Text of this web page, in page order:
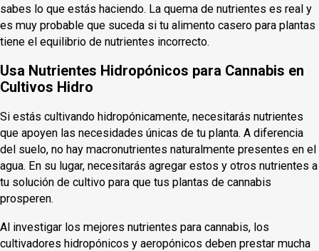
sabes lo que estás haciendo. La quema de nutrientes es real y
es muy probable que suceda si tu alimento casero para plantas
tiene el equilibrio de nutrientes incorrecto.
Usa Nutrientes Hidropónicos para Cannabis en
Cultivos Hidro
Si estás cultivando hidropónicamente, necesitarás nutrientes
que apoyen las necesidades únicas de tu planta. A diferencia
del suelo, no hay macronutrientes naturalmente presentes en el
agua. En su lugar, necesitarás agregar estos y otros nutrientes a
tu solución de cultivo para que tus plantas de cannabis
prosperen.
Al investigar los mejores nutrientes para cannabis, los
cultivadores hidropónicos y aeropónicos deben prestar mucha